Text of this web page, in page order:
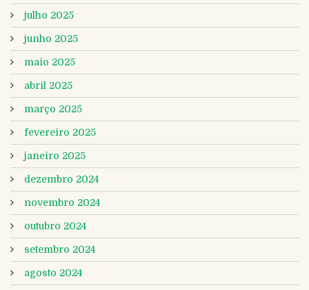
julho 2025
junho 2025
maio 2025
abril 2025
março 2025
fevereiro 2025
janeiro 2025
dezembro 2024
novembro 2024
outubro 2024
setembro 2024
agosto 2024